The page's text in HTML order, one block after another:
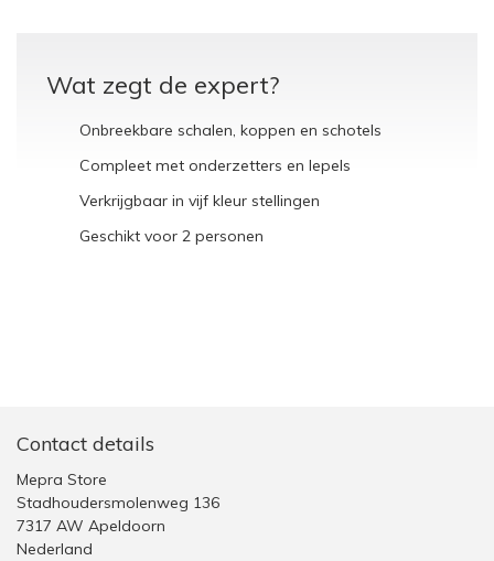
Wat zegt de expert?
Onbreekbare schalen, koppen en schotels
Compleet met onderzetters en lepels
Verkrijgbaar in vijf kleur stellingen
Geschikt voor 2 personen
Contact details
Mepra Store
Stadhoudersmolenweg 136
7317 AW Apeldoorn
Nederland